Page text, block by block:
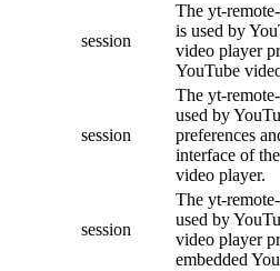
session
The yt-
is used by
video player
YouTube
session
The yt-
used by
preferences
interface of
video player.
session
The yt-
used by
video player
embedded